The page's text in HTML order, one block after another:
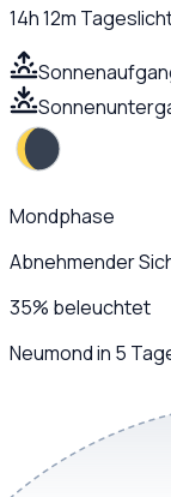
14h 12m
Mondphase
Abnehmender
35% beleuchtet
Neumond in 5